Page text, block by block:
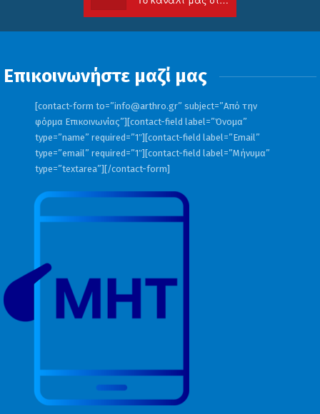
τους 21 με 23 βαθμούς, στις υπόλοιπες
τόπους στα κεντρικά ηπειρωτικά τους 25
βαθμούς Κελσίου.
ΔιαβάστεΕΔΩπερισσότερες ειδήσεις
Επικοινωνήστε μαζί μας
[contact-form to=”info@arthro.gr” subject=”Από την
φόρμα Επικοινωνίας”][contact-field label=”Όνομα”
type=”name” required=”1″][contact-field label=”Email”
type=”email” required=”1″][contact-field label=”Μήνυμα”
type=”textarea”][/contact-form]